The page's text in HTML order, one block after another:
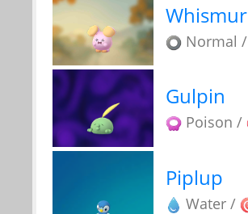
Whismur
Normal /
Gulpin
Poison /
Piplup
Water /